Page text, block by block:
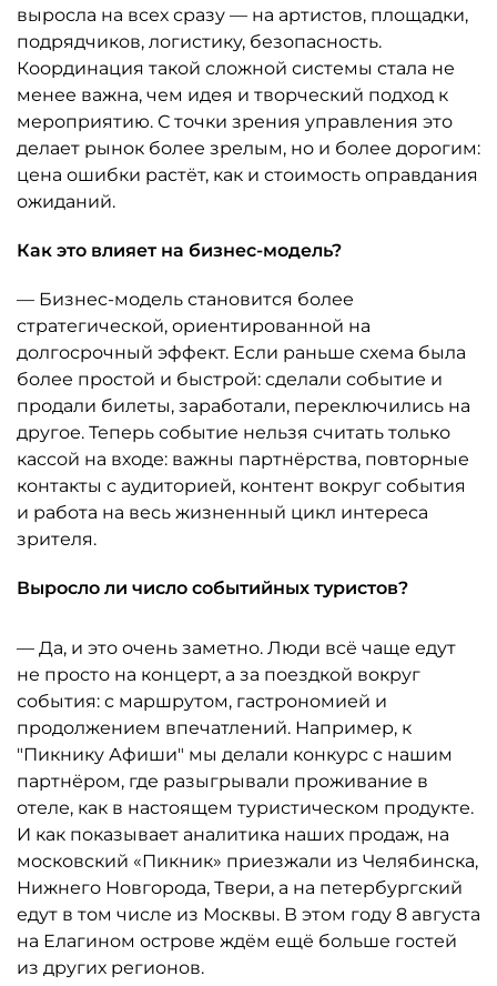
выросла на всех сразу — на артистов, площадки,
подрядчиков, логистику, безопасность.
Координация такой сложной системы стала не
менее важна, чем идея и творческий подход к
мероприятию. С точки зрения управления это
делает рынок более зрелым, но и более дорогим:
цена ошибки растёт, как и стоимость оправдания
ожиданий.
Как это влияет на бизнес-модель?
— Бизнес-модель становится более
стратегической, ориентированной на
долгосрочный эффект. Если раньше схема была
более простой и быстрой: сделали событие и
продали билеты, заработали, переключились на
другое. Теперь событие нельзя считать только
кассой на входе: важны партнёрства, повторные
контакты с аудиторией, контент вокруг события
и работа на весь жизненный цикл интереса
зрителя.
Выросло ли число событийных туристов?
— Да, и это очень заметно. Люди всё чаще едут
не просто на концерт, а за поездкой вокруг
события: с маршрутом, гастрономией и
продолжением впечатлений. Например, к
"Пикнику Афиши" мы делали конкурс с нашим
партнёром, где разыгрывали проживание в
отеле, как в настоящем туристическом продукте.
И как показывает аналитика наших продаж, на
московский «Пикник» приезжали из Челябинска,
Нижнего Новгорода, Твери, а на петербургский
едут в том числе из Москвы. В этом году 8 августа
на Елагином острове ждём ещё больше гостей
из других регионов.